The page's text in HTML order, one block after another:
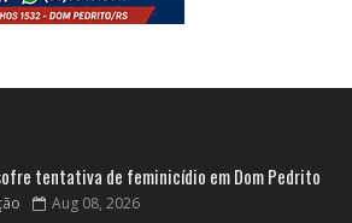
tentativa de feminicídio em Dom Pedrito
Aug 08, 2026